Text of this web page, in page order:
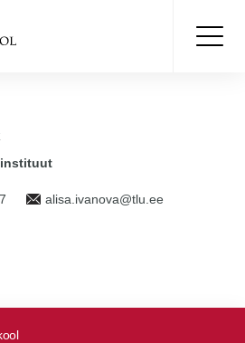
instituut
alisa.ivanova@tlu.ee